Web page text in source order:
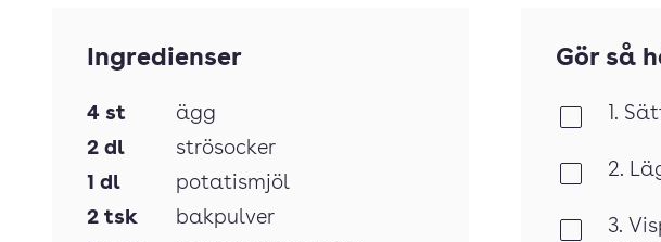
Ingredienser
4 st
ägg
2 dl
strösocker
1 dl
potatismjöl
2 tsk
bakpulver
Gör så
1.
2.
3.